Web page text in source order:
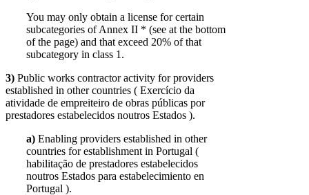
You may only obtain a license for certain
subcategories of Annex II * (see at the bottom
of the page) and that exceed 20% of that
subcategory in class 1.
3) Public works contractor activity for providers
established in other countries ( Exercício da
atividade de empreiteiro de obras públicas por
prestadores estabelecidos noutros Estados ).
a) Enabling providers established in other
countries for establishment in Portugal (
habilitação de prestadores estabelecidos
noutros Estados para estabelecimiento en
Portugal ).